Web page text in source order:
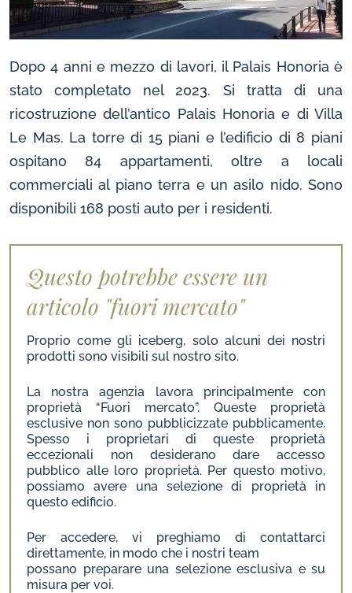
Dopo 4 anni e mezzo di lavori, il Palais Honoria è
stato completato nel 2023. Si tratta di una
ricostruzione dell’antico Palais Honoria e di Villa
Le Mas. La torre di 15 piani e l’edificio di 8 piani
ospitano 84 appartamenti, oltre a locali
commerciali al piano terra e un asilo nido. Sono
disponibili 168 posti auto per i residenti.
Questo potrebbe essere un
articolo "fuori mercato"
Proprio come gli iceberg, solo alcuni dei nostri
prodotti sono visibili sul nostro sito.
La nostra agenzia lavora principalmente con
proprietà “Fuori mercato”. Queste proprietà
esclusive non sono pubblicizzate pubblicamente.
Spesso i proprietari di queste proprietà
eccezionali non desiderano dare accesso
pubblico alle loro proprietà. Per questo motivo,
possiamo avere una selezione di proprietà in
questo edificio.
Per accedere, vi preghiamo di contattarci
direttamente, in modo che i nostri team
possano preparare una selezione esclusiva e su
misura per voi.